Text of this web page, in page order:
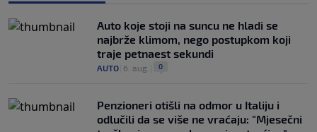
Auto koje stoji na suncu ne hladi se
najbrže klimom, nego postupkom koji
traje petnaest sekundi
AUTO 6. aug. 0
Penzioneri otišli na odmor u Italiju i
odlučili da se više ne vraćaju: "Mjesečni